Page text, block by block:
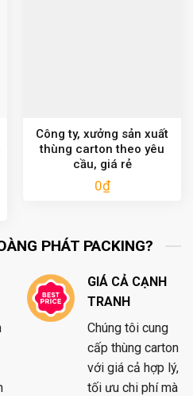
Công ty, xưởng sản xuất
thùng carton theo yêu
cầu, giá rẻ
0₫
PHÁT PACKING?
GIÁ CẢ CẠNH
TRANH
Chúng tôi cung
cấp thùng carton
với giá cả hợp lý,
tối ưu chi phí mà